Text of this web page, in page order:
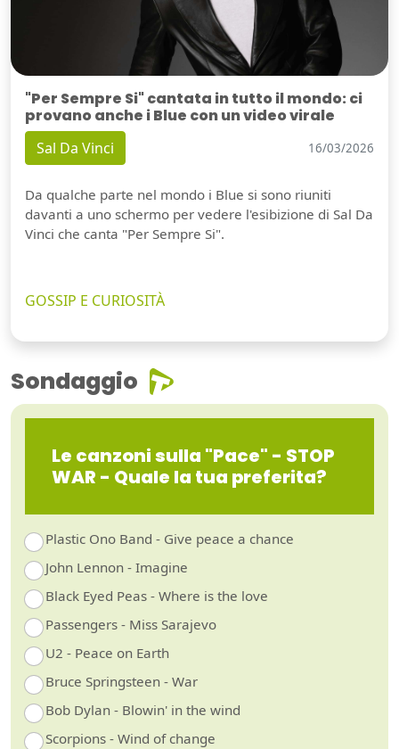
"Per Sempre Si" cantata in tutto il mondo: ci
provano anche i Blue con un video virale
Sal Da Vinci 16/03/2026
Da qualche parte nel mondo i Blue si sono riuniti
davanti a uno schermo per vedere l'esibizione di Sal Da
Vinci che canta "Per Sempre Si".
GOSSIP E CURIOSITÀ
Sondaggio
Le canzoni sulla "Pace" - STOP
WAR - Quale la tua preferita?
Plastic Ono Band - Give peace a chance
John Lennon - Imagine
Black Eyed Peas - Where is the love
Passengers - Miss Sarajevo
U2 - Peace on Earth
Bruce Springsteen - War
Bob Dylan - Blowin' in the wind
Scorpions - Wind of change